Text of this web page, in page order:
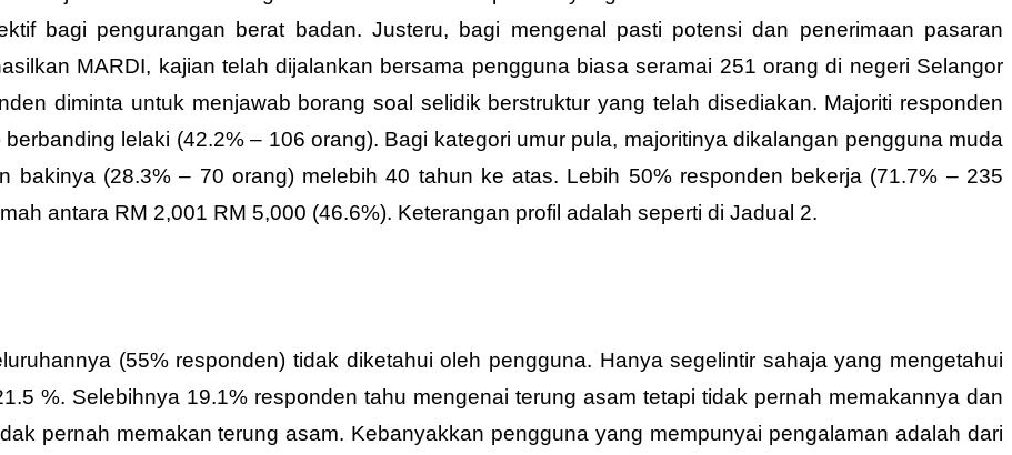
bagi pengurangan berat badan. Justeru, bagi mengenal pasti potensi dan penerimaan pasaran
MARDI, kajian telah dijalankan bersama pengguna biasa seramai 251 orang di negeri Selangor
diminta untuk menjawab borang soal selidik berstruktur yang telah disediakan. Majoriti responden
lelaki (42.2% – 106 orang). Bagi kategori umur pula, majoritinya dikalangan pengguna muda
bakinya (28.3% – 70 orang) melebih 40 tahun ke atas. Lebih 50% responden bekerja (71.7% – 235
antara RM 2,001 RM 5,000 (46.6%). Keterangan profil adalah seperti di Jadual 2.
(55% responden) tidak diketahui oleh pengguna. Hanya segelintir sahaja yang mengetahui
%. Selebihnya 19.1% responden tahu mengenai terung asam tetapi tidak pernah memakannya dan
pernah memakan terung asam. Kebanyakkan pengguna yang mempunyai pengalaman adalah dari